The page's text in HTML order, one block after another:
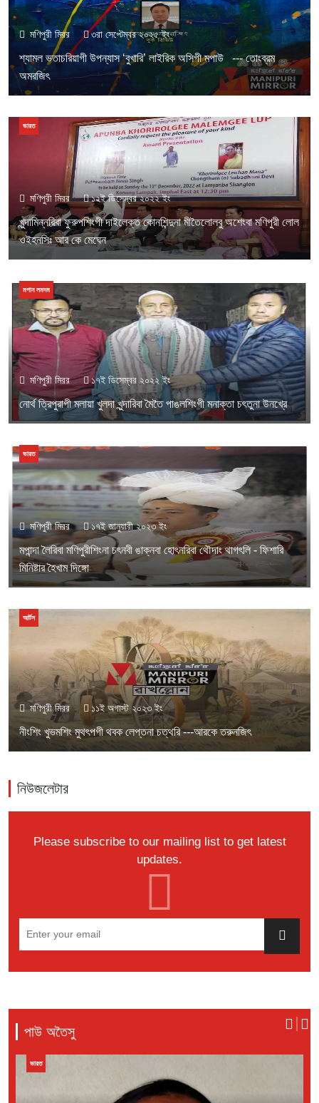
মণিপুরী মিরর ৩রা সেপ্টেম্বর ২০২৫ ইং
শ্যামল ভতাচরিয়াগী উপন্যাস ‘বুখারি’ লাইরিক অসিগী মপাউ --- তোংব্রম
অমরজিৎ
মণিপুরী মিরর ১২ই ডিসেম্বর ২০২২ ইং
খুন্দামিন্নরিবা ফুরুপশিংগী দাইলেক্ত কোনশিন্দুনা মীতৈলোলবু অশেংবা মণিপুরী লোল
ওইহনসিঃ আর কে মেঘেন
ভারত
মণিপুরী মিরর ১৭ই ডিসেম্বর ২০২২ ইং
নোর্থ ত্রিপুরাগী মলায়া খুলদা খুন্দারিবা মৈতৈ পাঙলশিংগী মনাক্তা চৎতুনা উনখ্রে
মপান লমদম
মণিপুরী মিরর ১৭ই জানুয়ারী ২০২৩ ইং
মপান্দা লৈরিবা মণিপুরীশিংনা চৎনবী ঙাক্নবা হোৎনরিবা থৌদাং থাগৎলি - ফিশারি
মিনিষ্টার হৈখাম দিঙ্গো
ভারত
মণিপুরী মিরর ১১ই অগাস্ট ২০২৩ ইং
নীংশিং খুভমশিং মুথৎপগী থবক লেপ্তনা চত্থরি ---আরকে তরুনজিৎ
আর্টস
নিউজলেটার
Please subscribe to our mailing list to get latest
updates.
পাউ অতৈসু
বাংলাদেশ